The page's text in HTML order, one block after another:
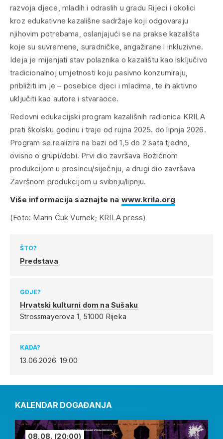
razvoja djece, mladih i odraslih u gradu Rijeci i okolici
kroz edukativne kazališne sadržaje koji odgovaraju
njihovim potrebama, oslanjajući se na prakse kazališta
koje su suvremene, suradničke, angažirane i inkluzivne.
Ideja je mijenjati stav polaznika o kazalištu kao isključivo
tradicionalnoj umjetnosti koju pasivno konzumiraju,
približiti im je – posebice djeci i mladima, te ih aktivno
uključiti kao autore i stvaraoce.
Redovni edukacijski program kazališnih radionica KRILA
prati školsku godinu i traje od rujna 2025. do lipnja 2026.
Program se realizira na bazi od 1,5 do 2 sata tjedno,
ovisno o grupi/dobi. Prvi dio završava Božićnom
produkcijom u prosincu/siječnju, a drugi dio završava
Završnom produkcijom u svibnju/lipnju.
Više informacija saznajte na www.krila.org
(Foto: Marin Ćuk Vurnek; KRILA press)
ŠTO?
Predstava
GDJE?
Hrvatski kulturni dom na Sušaku
Strossmayerova 1, 51000 Rijeka
KADA?
13.06.2026.19:00
KALENDAR DOGAĐANJA
08.08. (20:00)